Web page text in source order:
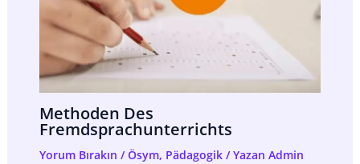
Methoden Des
Fremdsprachunterrichts
Yorum Bırakın /Ösym, Pädagogik/ Yazan Admin